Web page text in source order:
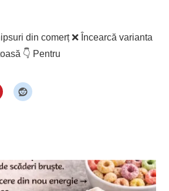
din comerț ❌ Încearcă varianta
👇 Pentru